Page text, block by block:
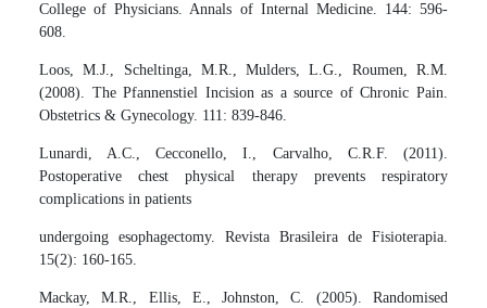
College of Physicians. Annals of Internal Medicine. 144: 596-
608.
Loos, M.J., Scheltinga, M.R., Mulders, L.G., Roumen, R.M.
(2008). The Pfannenstiel Incision as a source of Chronic Pain.
Obstetrics & Gynecology. 111: 839-846.
Lunardi, A.C., Cecconello, I., Carvalho, C.R.F. (2011).
Postoperative chest physical therapy prevents respiratory
complications in patients
undergoing esophagectomy. Revista Brasileira de Fisioterapia.
15(2): 160-165.
Mackay, M.R., Ellis, E., Johnston, C. (2005). Randomised